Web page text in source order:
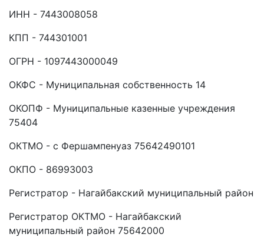
ИНН - 7443008058
КПП - 744301001
ОГРН - 1097443000049
ОКФС - Муниципальная собственность 14
ОКОПФ - Муниципальные казенные учреждения
75404
ОКТМО - с Фершампенуаз 75642490101
ОКПО - 86993003
Регистратор - Нагайбакский муниципальный район
Регистратор ОКТМО - Нагайбакский
муниципальный район 75642000